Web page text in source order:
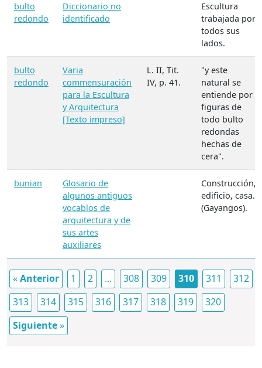
bulto
redondo
Diccionario no
identificado
Escultura
trabajada por
todos sus
lados.
bulto
redondo
Varia
commensuración
para la Escultura
y Arquitectura
[Texto impreso]
L. II, Tit.
IV, p. 41.
"y este
natural se
entiende por
figuras de
todo bulto
redondas
hechas de
cera".
bunian
Glosario de
algunos antiguos
vocablos de
arquitectura y de
sus artes
auxiliares
Construcción,
edificio, casa.
(Gayangos).
«Anterior 1 2 ... 308 309 310 311
312
313
314 315 316 317 318 319
320
Siguiente»